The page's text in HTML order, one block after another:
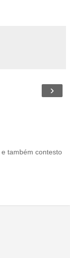
›
também contesto